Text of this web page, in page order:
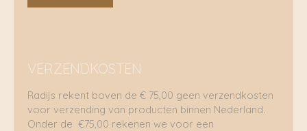
VERZENDKOSTEN
Radijs rekent boven de € 75,00 geen verzendkosten
voor verzending van producten binnen Nederland.
Onder de €75,00 rekenen we voor een